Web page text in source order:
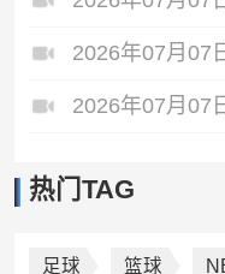
热门TAG
足球 篮球